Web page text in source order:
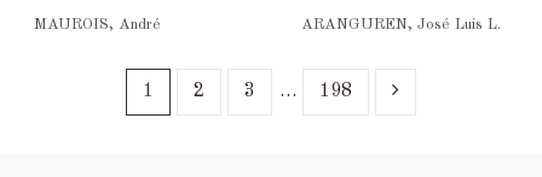
MAUROIS, André ARANGUREN, José Luis L.
1 2 3 … 198